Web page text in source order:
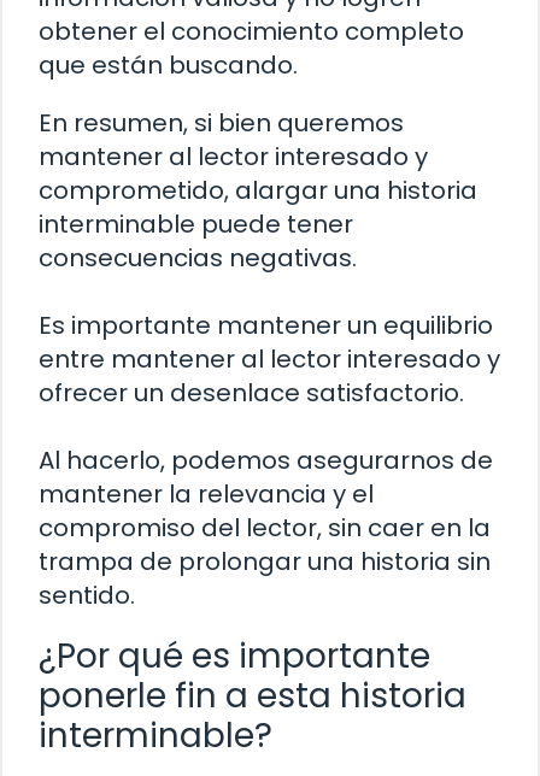
obtener el conocimiento completo
que están buscando.
En resumen, si bien queremos
mantener al lector interesado y
comprometido, alargar una historia
interminable puede tener
consecuencias negativas.
Es importante mantener un equilibrio
entre mantener al lector interesado y
ofrecer un desenlace satisfactorio.
Al hacerlo, podemos asegurarnos de
mantener la relevancia y el
compromiso del lector, sin caer en la
trampa de prolongar una historia sin
sentido.
¿Por qué es importante
ponerle fin a esta historia
interminable?